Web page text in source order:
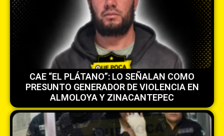
CAE “EL PLÁTANO”: LO SEÑALAN COMO
PRESUNTO GENERADOR DE VIOLENCIA EN
ALMOLOYA Y ZINACANTEPEC